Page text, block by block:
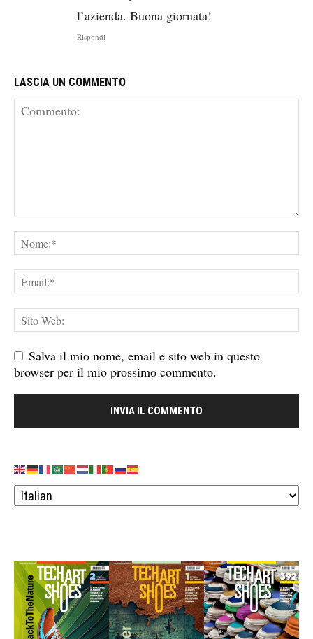
l’azienda. Buona giornata!
Rispondi
LASCIA UN COMMENTO
Salva il mio nome, email e sito web in questo
browser per il mio prossimo commento.